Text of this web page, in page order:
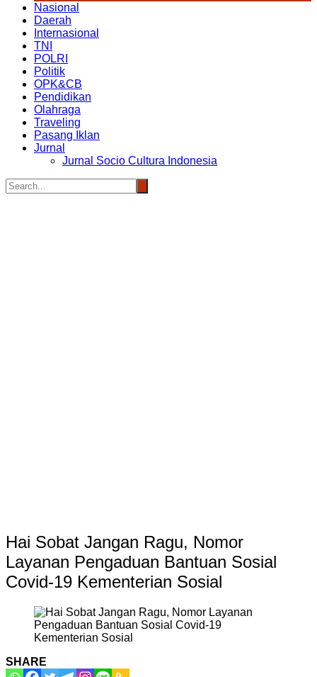
Nasional
Daerah
Internasional
TNI
POLRI
Politik
OPK&CB
Pendidikan
Olahraga
Traveling
Pasang Iklan
Jurnal
Jurnal Socio Cultura Indonesia
Hai Sobat Jangan Ragu, Nomor
Layanan Pengaduan Bantuan Sosial
Covid-19 Kementerian Sosial
SHARE